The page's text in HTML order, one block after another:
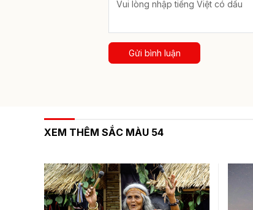
Gửi bình luận
XEM THÊM SẮC MÀU 54